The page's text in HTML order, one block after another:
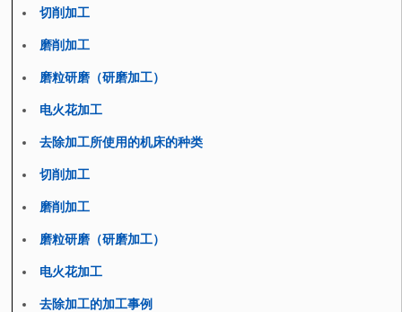
切削加工
磨削加工
磨粒研磨（研磨加工）
电火花加工
去除加工所使用的机床的种类
切削加工
磨削加工
磨粒研磨（研磨加工）
电火花加工
去除加工的加工事例